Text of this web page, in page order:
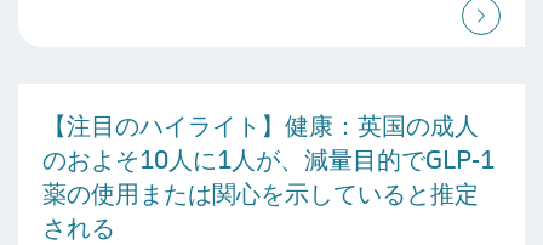
【注目のハイライト】健康：英国の成人
のおよそ10人に1人が、減量目的でGLP-1
薬の使用または関心を示していると推定
される